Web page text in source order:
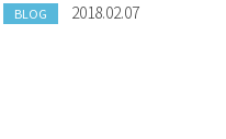
BLOG 2018.02.07